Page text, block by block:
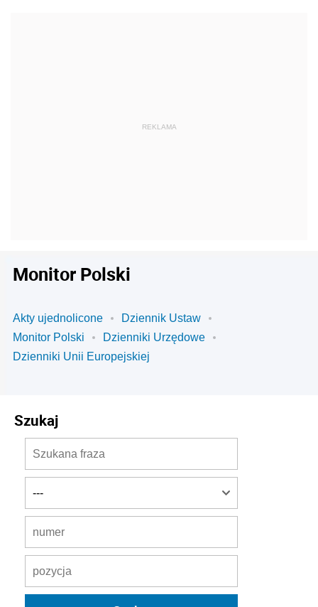
Monitor Polski
Akty ujednolicone
Dziennik Ustaw
Monitor Polski
Dzienniki Urzędowe
Dzienniki Unii Europejskiej
Szukaj